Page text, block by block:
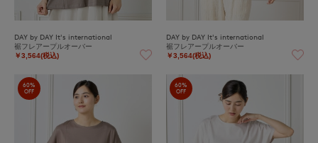
DAY by DAY It's international
裾フレアープルオーバー
￥3,564(税込)
DAY by DAY It's international
裾フレアープルオーバー
￥3,564(税込)
60%
OFF
60%
OFF